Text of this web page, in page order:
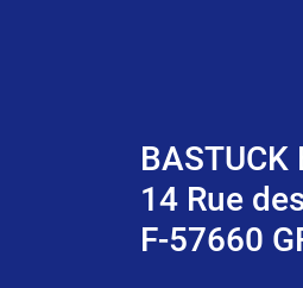
BASTUCK
14 Rue
F-57660